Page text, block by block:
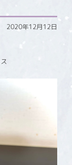
2020年12月12日